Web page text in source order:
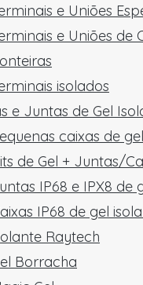
e Uniões
e Uniões de
isolados
e Juntas de Gel
caixas de
de Gel + Juntas/
IP68 e IPX8 de
IP68 de gel
Raytech
Borracha